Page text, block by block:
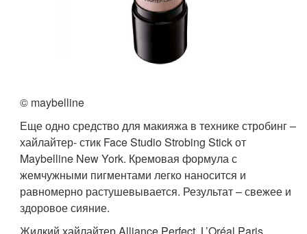
© maybelline
Еще одно средство для макияжа в технике стробинг –
хайлайтер- стик Face Studio Strobing Stick от
Maybelline New York. Кремовая формула с
жемчужными пигментами легко наносится и
равномерно растушевывается.​ Результат – свежее и
здоровое сияние.